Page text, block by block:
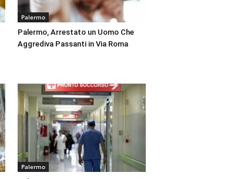
Palermo
Palermo, Arrestato un Uomo Che
Aggrediva Passanti in Via Roma
Palermo